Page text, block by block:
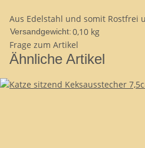
Aus Edelstahl und somit Rostfrei
Versandgewicht:0,10 kg
Frage zum Artikel
Ähnliche Artikel